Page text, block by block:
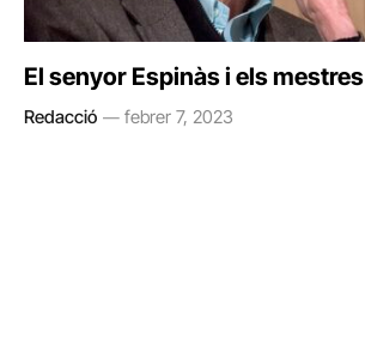
El senyor Espinàs i els mestres
Redacció febrer 7, 2023